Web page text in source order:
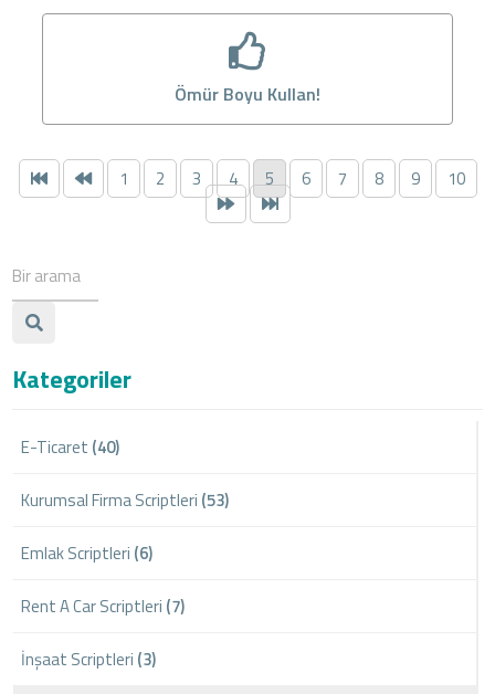
Ömür Boyu Kullan!
1 2 3 4 5 6 7 8 9 10
Kategoriler
E-Ticaret (40)
Kurumsal Firma Scriptleri (53)
Emlak Scriptleri (6)
Rent A Car Scriptleri (7)
İnşaat Scriptleri (3)